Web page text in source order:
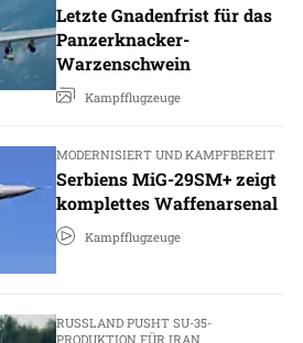
Letzte Gnadenfrist für das
Panzerknacker-
Warzenschwein
Kampfflugzeuge
MODERNISIERT UND KAMPFBEREIT
Serbiens MiG-29SM+ zeigt
komplettes Waffenarsenal
Kampfflugzeuge
RUSSLAND PUSHT SU-35-
PRODUKTION FÜR IRAN